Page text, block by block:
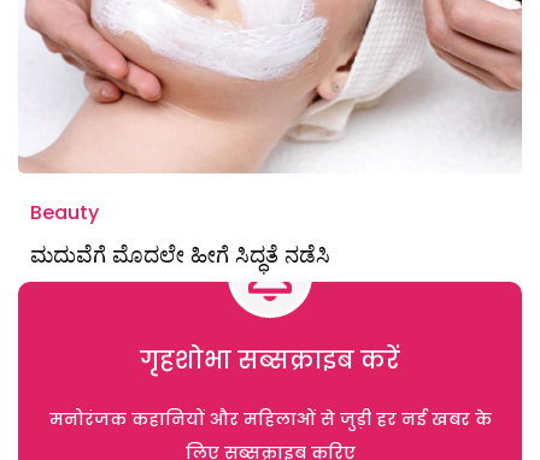
Beauty
ಮದುವೆಗೆ ಮೊದಲೇ ಹೀಗೆ ಸಿದ್ಧತೆ ನಡೆಸಿ
गृहशोभा सब्सक्राइब करें
मनोरंजक कहानियों और महिलाओं से जुड़ी हर नई खबर के
लिए सब्सक्राइब करिए